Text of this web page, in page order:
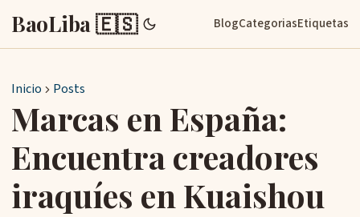
BaoLiba 🇪🇸 BlogCategoriasEtiquetas
Inicio Posts
Marcas en España:
Encuentra creadores
iraquíes en Kuaishou